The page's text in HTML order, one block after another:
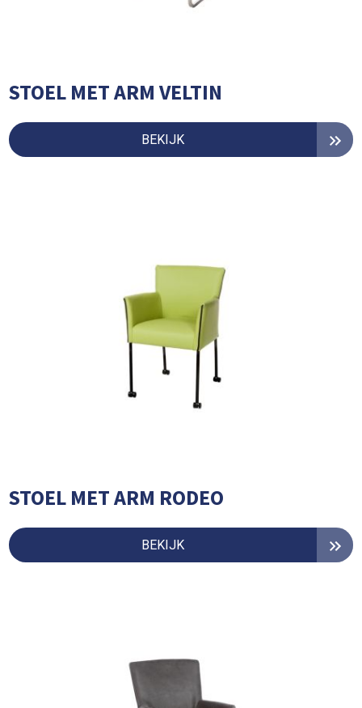
STOEL MET ARM VELTIN
BEKIJK
STOEL MET ARM RODEO
BEKIJK